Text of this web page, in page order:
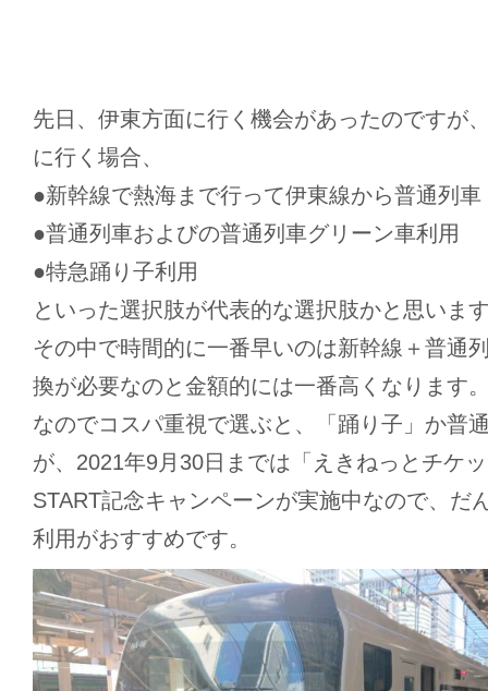
先日、伊東方面に行く機会があったのですが
に行く場合、
●新幹線で熱海まで行って伊東線から普通列車
●普通列車およびの普通列車グリーン車利用
●特急踊り子利用
といった選択肢が代表的な選択肢かと思いま
その中で時間的に一番早いのは新幹線＋普通
換が必要なのと金額的には一番高くなります
なのでコスパ重視で選ぶと、「踊り子」か普
が、2021年9月30日までは「えきねっとチケ
START記念キャンペーンが実施中なので、だ
利用がおすすめです。